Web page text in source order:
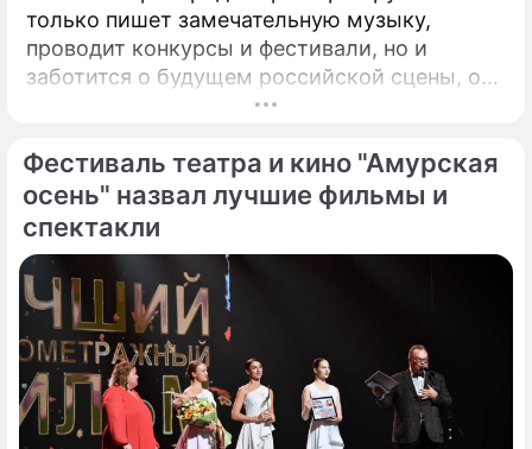
только пишет замечательную музыку,
проводит конкурсы и фестивали, но и
заботится о будущем российской сцены, о
том, кто будет петь завтра. Именно для
"Детская Новая волна". Его задачи –
предоставлять юным артистам
возможность заявить о своём вокальном
открывать слушателям новые имена
талантливых исполнителей из разных
городов России.
Фестиваль театра и кино "Амурская
осень" назвал лучшие фильмы и
спектакли